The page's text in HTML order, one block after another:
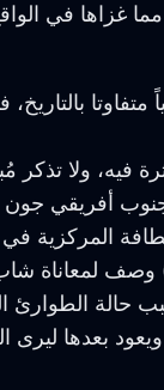
مما غزاها في
بالتاريخ،
فيه، ولا تذكر
أفريقي
المركزية
وصف لمعاناة
حالة الطوارئ
بعدها ليرى